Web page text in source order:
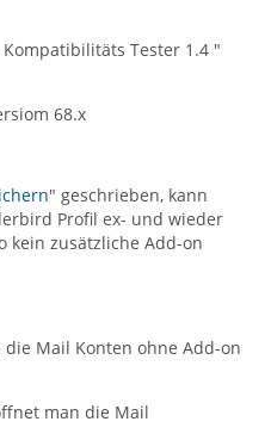
Tester 1.4 "
68.x
" geschrieben, kann
Profil ex- und wieder
kein zusätzliche Add-on
Mail Konten ohne Add-on
man die Mail